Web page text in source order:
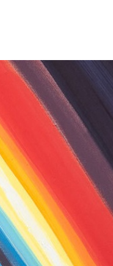
Libros usados
Literatura
Medioambiente
Narrativas visuales
Pensamiento
Pensamiento ilustrado
Personaje
Personajes secundarios